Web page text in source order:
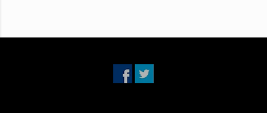
via verschillende kanalen, namelijk via WhatsApp, SMS, telefoon